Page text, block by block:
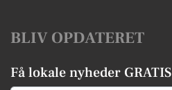
BLIV OPDATERET
Få lokale nyheder GRATIS